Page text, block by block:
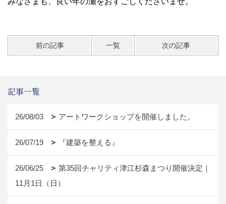
前の記事 一覧 次の記事
記事一覧
26/08/03 アートワークショップを開催しました。
26/07/19 『建築を整える』
26/06/25
第35回チャリティ津江杉森まつり開催決定｜
11月1日（日）